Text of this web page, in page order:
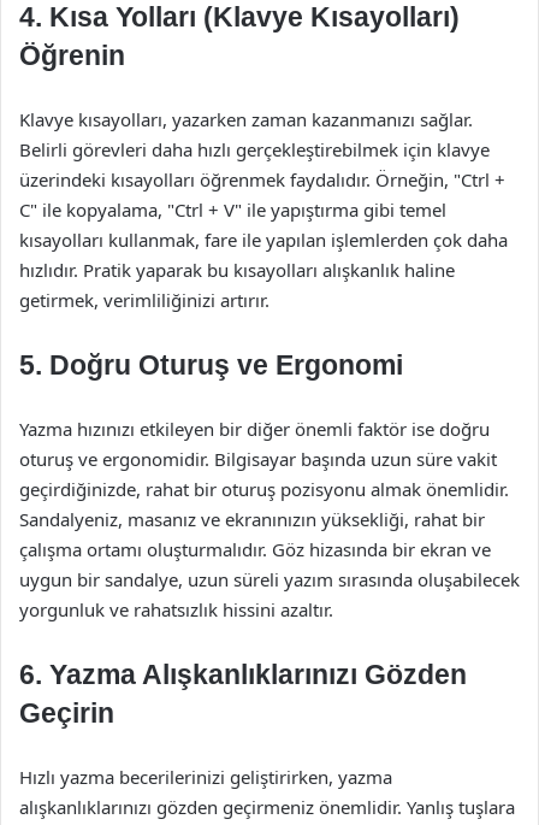
4. Kısa Yolları (Klavye Kısayolları)
Öğrenin
Klavye kısayolları, yazarken zaman kazanmanızı sağlar.
Belirli görevleri daha hızlı gerçekleştirebilmek için klavye
üzerindeki kısayolları öğrenmek faydalıdır. Örneğin, "Ctrl +
C" ile kopyalama, "Ctrl + V" ile yapıştırma gibi temel
kısayolları kullanmak, fare ile yapılan işlemlerden çok daha
hızlıdır. Pratik yaparak bu kısayolları alışkanlık haline
getirmek, verimliliğinizi artırır.
5. Doğru Oturuş ve Ergonomi
Yazma hızınızı etkileyen bir diğer önemli faktör ise doğru
oturuş ve ergonomidir. Bilgisayar başında uzun süre vakit
geçirdiğinizde, rahat bir oturuş pozisyonu almak önemlidir.
Sandalyeniz, masanız ve ekranınızın yüksekliği, rahat bir
çalışma ortamı oluşturmalıdır. Göz hizasında bir ekran ve
uygun bir sandalye, uzun süreli yazım sırasında oluşabilecek
yorgunluk ve rahatsızlık hissini azaltır.
6. Yazma Alışkanlıklarınızı Gözden
Geçirin
Hızlı yazma becerilerinizi geliştirirken, yazma
alışkanlıklarınızı gözden geçirmeniz önemlidir. Yanlış tuşlara